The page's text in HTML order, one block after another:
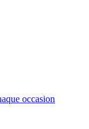
occasion